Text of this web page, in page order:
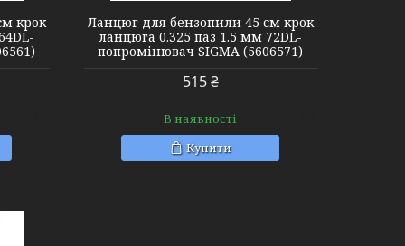
крок
Ланцюг для бензопили 45 см крок
ланцюга 0.325 паз 1.5 мм 72DL-
попромінювач SIGMA (5606571)
515 ₴
В наявності
Купити